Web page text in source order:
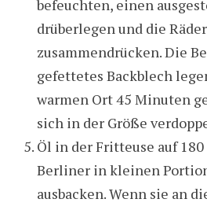
befeuchten, einen
drüberlegen und die
zusammendrücken. Die
gefettetes Backblech
warmen Ort 45 Minuten
sich in der Größe
Öl in der Fritteuse auf
Berliner in kleinen
ausbacken. Wenn sie an